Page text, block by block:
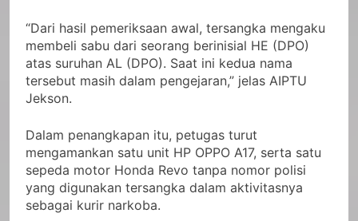
“Dari hasil pemeriksaan awal, tersangka mengaku
membeli sabu dari seorang berinisial HE (DPO)
atas suruhan AL (DPO). Saat ini kedua nama
tersebut masih dalam pengejaran,” jelas AIPTU
Jekson.
Dalam penangkapan itu, petugas turut
mengamankan satu unit HP OPPO A17, serta satu
sepeda motor Honda Revo tanpa nomor polisi
yang digunakan tersangka dalam aktivitasnya
sebagai kurir narkoba.